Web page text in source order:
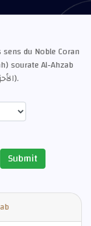
du Noble Coran
sourate Al-Ahzab
verset 35 (Al-Ahzab - الأحزاب).
Submit